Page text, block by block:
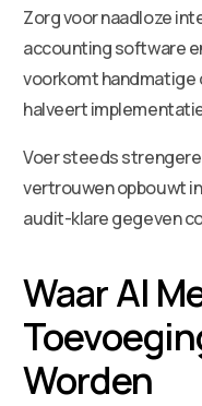
Zorg voor naadloze
accounting software
voorkomt handmatige
halveert
Voer steeds
vertrouwen opbouwt
audit-klare gegeven
Waar AI
Worden